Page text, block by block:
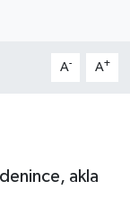
A- A+
akla